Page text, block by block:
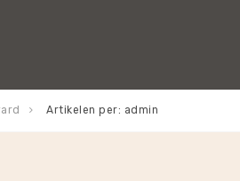
Artikelen per: admin